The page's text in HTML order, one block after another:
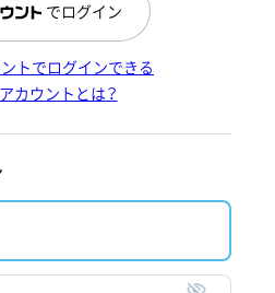
でログイン
トでログインできる
カウントとは？